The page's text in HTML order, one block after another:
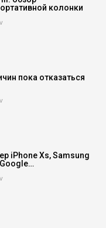
колонки
пока отказаться
iPhone Xs, Samsung
Google…